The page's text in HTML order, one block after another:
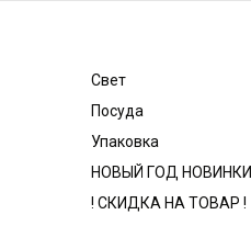
Свет
Посуда
Упаковка
НОВЫЙ ГОД НОВИНКИ
! СКИДКА НА ТОВАР !